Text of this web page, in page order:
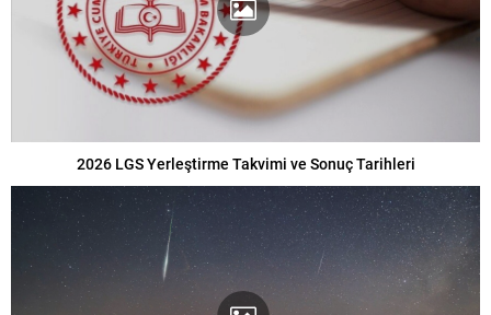
2026 LGS Yerleştirme Takvimi ve Sonuç Tarihleri